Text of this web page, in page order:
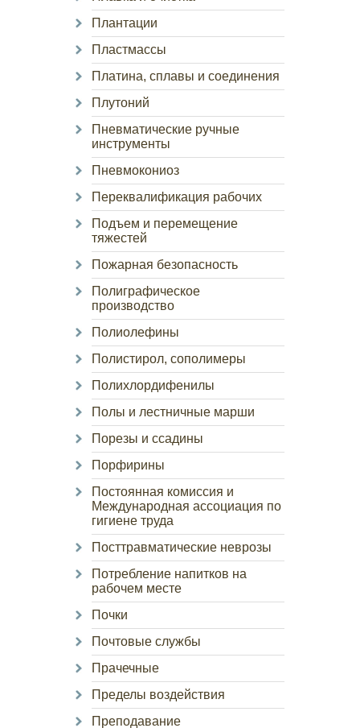
Плантации
Пластмассы
Платина, сплавы и соединения
Плутоний
Пневматические ручные
инструменты
Пневмокониоз
Переквалификация рабочих
Подъем и перемещение
тяжестей
Пожарная безопасность
Полиграфическое
производство
Полиолефины
Полистирол, сополимеры
Полихлордифенилы
Полы и лестничные марши
Порезы и ссадины
Порфирины
Постоянная комиссия и
Международная ассоциация по
гигиене труда
Посттравматические неврозы
Потребление напитков на
рабочем месте
Почки
Почтовые службы
Прачечные
Пределы воздействия
Преподавание